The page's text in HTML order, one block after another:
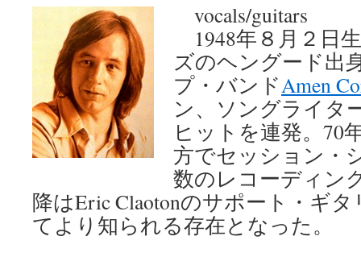
ツ
ス
キ
ッ
vocals/guitars
1948年８月２日
ズのヘングード出
プ・バンドAmen
ン、ソングライタ
ヒットを連発。70
方でセッション・
数のレコーディン
降はEric Claotonのサポート・ギ
てより知られる存在となった。